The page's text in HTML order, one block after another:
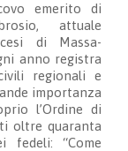
emerito di
attuale
di Massa-
anno registra
regionali e
importanza
l’Ordine di
oltre quaranta
“Come